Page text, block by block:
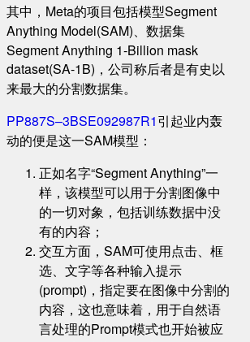
其中，Meta的项目包括模型Segment
Anything Model(SAM)、数据集
Segment Anything 1-Billion mask
dataset(SA-1B)，公司称后者是有史以
来最大的分割数据集。
PP887S–3BSE092987R1引起业内轰
动的便是这一SAM模型：
正如名字“Segment Anything”一
样，该模型可以用于分割图像中
的一切对象，包括训练数据中没
有的内容；
交互方面，SAM可使用点击、框
选、文字等各种输入提示
(prompt)，指定要在图像中分割的
内容，这也意味着，用于自然语
言处理的Prompt模式也开始被应